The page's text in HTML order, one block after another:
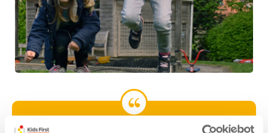
Een veilige plek waar ik mijn kind met 100%